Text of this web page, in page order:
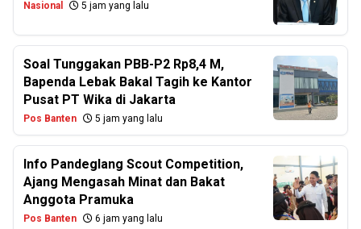
Nasional 5 jam yang lalu
Soal Tunggakan PBB-P2 Rp8,4 M,
Bapenda Lebak Bakal Tagih ke Kantor
Pusat PT Wika di Jakarta
Pos Banten 5 jam yang lalu
Info Pandeglang Scout Competition,
Ajang Mengasah Minat dan Bakat
Anggota Pramuka
Pos Banten 6 jam yang lalu